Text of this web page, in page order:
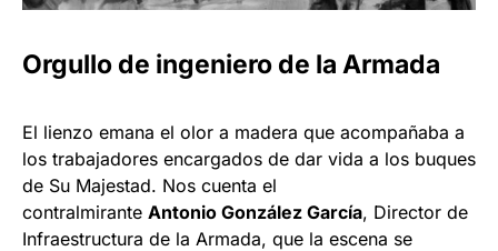
Orgullo de ingeniero de la Armada
El lienzo emana el olor a madera que acompañaba a
los trabajadores encargados de dar vida a los buques
de Su Majestad. Nos cuenta el
contralmirante Antonio González García, Director de
Infraestructura de la Armada, que la escena se